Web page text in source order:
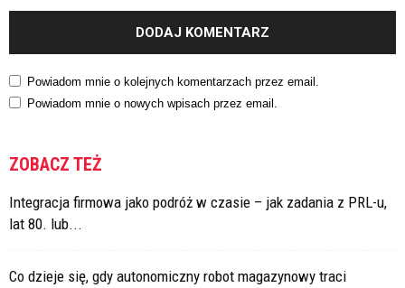
Powiadom mnie o kolejnych komentarzach przez email.
Powiadom mnie o nowych wpisach przez email.
ZOBACZ TEŻ
Integracja firmowa jako podróż w czasie – jak zadania z PRL-u,
lat 80. lub...
Co dzieje się, gdy autonomiczny robot magazynowy traci